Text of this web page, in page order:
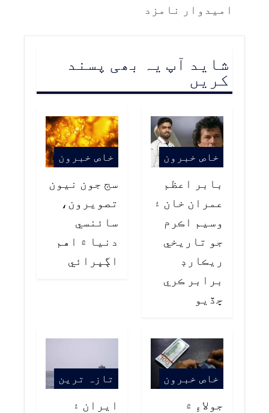
اميدوار نامزد
شاید آپ یہ بھی پسند
کریں
خاص خبرون
بابر اعظم
عمران خان ۽
وسيم اڪرم
جو تاريخي
ريڪارڊ
برابر ڪري
ڇڏيو
خاص خبرون
سج جون نيون
تصويرون،
سائنسي
دنيا ۾ اهم
اڳڀرائي
خاص خبرون
جولاءِ ۾
تازہ ترین
ايران ۽